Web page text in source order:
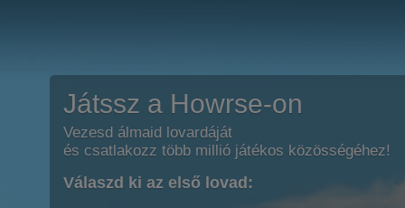
Játssz a Howrse-on
Vezesd álmaid lovardáját
és csatlakozz több millió játékos közösségéhez!
Válaszd ki az első lovad: